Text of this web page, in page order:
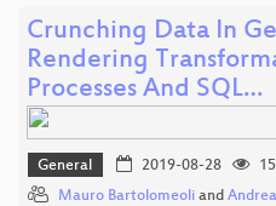
Crunching Data In
Rendering
Processes And SQL…
General 2019-08-28
Mauro Bartolomeoli and